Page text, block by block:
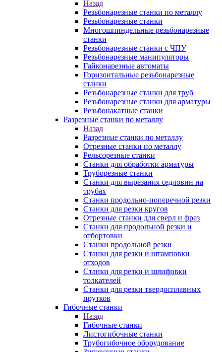
Назад
Резьбонарезные станки по металлу
Резьбонарезные станки
Многошпиндельные резьбонарезные
станки
Резьбонарезные станки с ЧПУ
Резьбонарезные манипуляторы
Гайконарезные автоматы
Горизонтальные резьбонарезные
станки
Резьбонарезные станки для труб
Резьбонарезные станки для арматуры
Резьбонакатные станки
Разрезные станки по металлу
Назад
Разрезные станки по металлу
Отрезные станки по металлу
Рельсорезные станки
Станки для обработки арматуры
Труборезные станки
Станки для вырезания седловин на
трубаx
Станки продольно-поперечной резки
Станки для резки кругов
Отрезные станки для сверл и фрез
Станки для продольной резки и
отбортовки
Станки продольной резки
Станки для резки и штамповки
отходов
Станки для резки и шлифовки
толкателей
Станки для резки твердосплавных
прутков
Гибочные станки
Назад
Гибочные станки
Листогибочные станки
Трубогибочное оборудование